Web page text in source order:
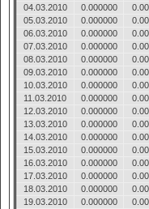
04.03.2010
0.000000
05.03.2010
0.000000
06.03.2010
0.000000
07.03.2010
0.000000
08.03.2010
0.000000
09.03.2010
0.000000
10.03.2010
0.000000
11.03.2010
0.000000
12.03.2010
0.000000
13.03.2010
0.000000
14.03.2010
0.000000
15.03.2010
0.000000
16.03.2010
0.000000
17.03.2010
0.000000
18.03.2010
0.000000
19.03.2010
0.000000